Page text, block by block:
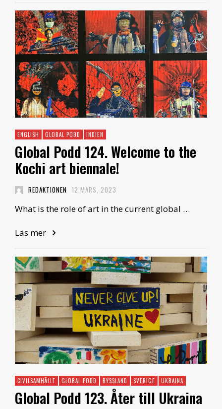
ENGLISH GLOBAL PODD INDIEN
Global Podd 124. Welcome to the
Kochi art biennale!
REDAKTIONEN 12 MARS, 2023
What is the role of art in the current global …
Läs mer
CIVILSAMHÄLLE GLOBAL PODD RYSSLAND SVERIGE UKRAINA
Global Podd 123. Åter till Ukraina